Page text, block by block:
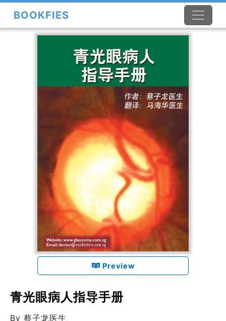
BOOKFIES
Preview
青光眼病人指导手册
By 蔡子龙医生